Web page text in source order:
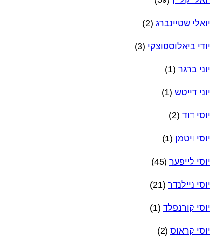
יואלי שטיינברג (2)
יודי ביאלוסטוצקי (3)
יוני ברגר (1)
יוני דייטש (1)
יוסי דוד (2)
יוסי ויטמן (1)
יוסי לייפער (45)
יוסי ניילנדר (21)
יוסי קורנפלד (1)
יוסי קראוס (2)